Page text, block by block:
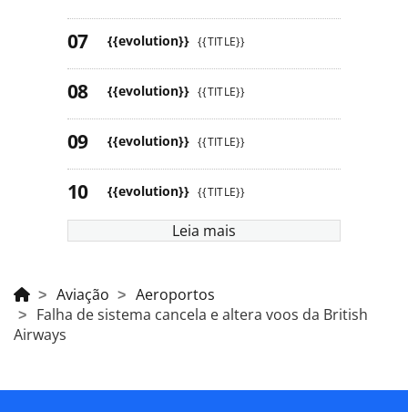
{{evolution}} {{TITLE}}
{{evolution}} {{TITLE}}
{{evolution}} {{TITLE}}
{{evolution}} {{TITLE}}
Leia mais
Aviação
Aeroportos
Falha de sistema cancela e altera voos da British
Airways